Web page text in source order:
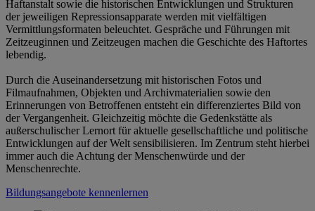
Haftanstalt sowie die historischen Entwicklungen und Strukturen
der jeweiligen Repressionsapparate werden mit vielfältigen
Vermittlungsformaten beleuchtet. Gespräche und Führungen mit
Zeitzeuginnen und Zeitzeugen machen die Geschichte des Haftortes
lebendig.
Durch die Auseinandersetzung mit historischen Fotos und
Filmaufnahmen, Objekten und Archivmaterialien sowie den
Erinnerungen von Betroffenen entsteht ein differenziertes Bild von
der Vergangenheit. Gleichzeitig möchte die Gedenkstätte als
außerschulischer Lernort für aktuelle gesellschaftliche und politische
Entwicklungen auf der Welt sensibilisieren. Im Zentrum steht hierbei
immer auch die Achtung der Menschenwürde und der
Menschenrechte.
Bildungsangebote kennenlernen